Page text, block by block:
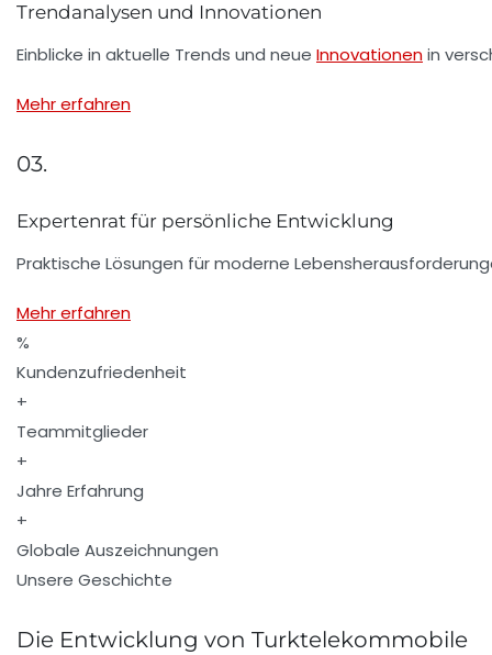
Trendanalysen und Innovationen
Einblicke in aktuelle Trends und neue Innovationenin
Mehr erfahren
03.
Expertenrat für persönliche Entwicklung
Praktische Lösungen für moderne
Mehr erfahren
%
Kundenzufriedenheit
+
Teammitglieder
+
Jahre Erfahrung
+
Globale Auszeichnungen
Unsere Geschichte
Die Entwicklung von Turktelekommobile